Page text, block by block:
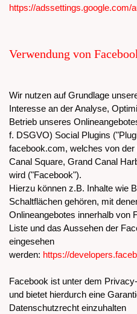
https://adssettings.google.com/
Verwendung von
Wir nutzen auf Grundlage
Interesse an der Analyse,
Betrieb unseres
f. DSGVO) Social Plugins
facebook.com, welches von
Canal Square, Grand Canal
wird ("Facebook").
Hierzu können z.B. Inhalte wie
Schaltflächen gehören, mit
Onlineangebotes innerhalb von
Liste und das Aussehen der
eingesehen
werden: https://
Facebook ist unter dem
und bietet hierdurch eine
Datenschutzrecht einzuhalten